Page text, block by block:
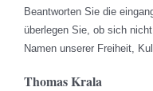
Beantworten Sie die
überlegen Sie, ob sich
Namen unserer Freiheit,
Thomas Krala